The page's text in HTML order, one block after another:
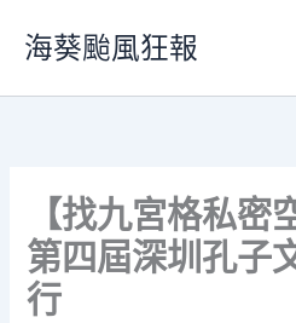
要
海葵颱風狂報
【找九宮格私密
第四屆深圳孔子
行